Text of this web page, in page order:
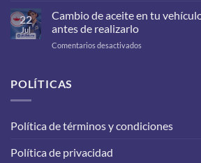
filtros
debes
a
22
Jul
Cambio de aceite en tu
antes de realizarlo
Comentarios desactivados
lo
POLÍTICAS
Política de términos y condiciones
Política de privacidad